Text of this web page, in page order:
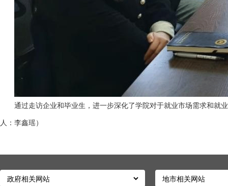
通过走访企业和毕业生，进一步深化了学院对于就业市场需求和就
人：李鑫瑶）